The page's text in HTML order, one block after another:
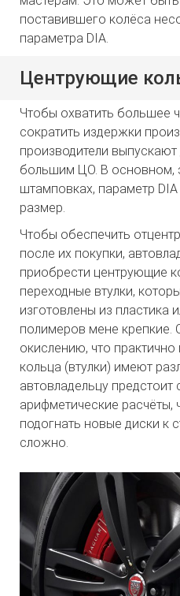
поставившего колёса
параметра DIA.
Центрующие
Чтобы охватить большее
сократить издержки
производители
большим ЦО. В основном,
штамповках, параметр
размер.
Чтобы обеспечить
после их покупки,
приобрести центрующие
переходные втулки,
изготовлены из пластика
полимеров мене крепкие.
окислению, что
кольца (втулки) имеют
автовладельцу предстоит
арифметические расчёты,
подогнать новые диски к
сложно.